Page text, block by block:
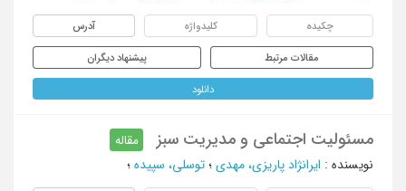
چکیده کلیدواژه آدرس
مقالات مرتبط پیشنهاد دیگران
دانلود
مسئولیت اجتماعی و مدیریت سبز
مقاله
نویسنده : ایرانژاد پاریزی، مهدی ؛ توسلی، سپیده ؛